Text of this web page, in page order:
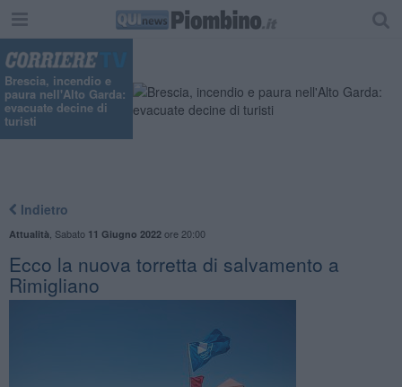
Brescia, incendio e
paura nell'Alto Garda:
evacuate decine di
turisti
Indietro
Attualità Sabato 11 Giugno 2022ore 20:00
Ecco la nuova torretta di salvamento a
Rimigliano